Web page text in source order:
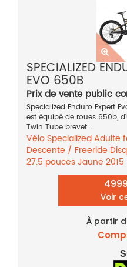
SPECIALIZED
EVO 650B
Prix de vente public
Specialized Enduro Expert
est équipé de roues 650b,
Twin Tube brevet...
Vélo SpecializedAdulte
Descente / Freeride
27.5 poucesJaune 2015
Voir
À partir